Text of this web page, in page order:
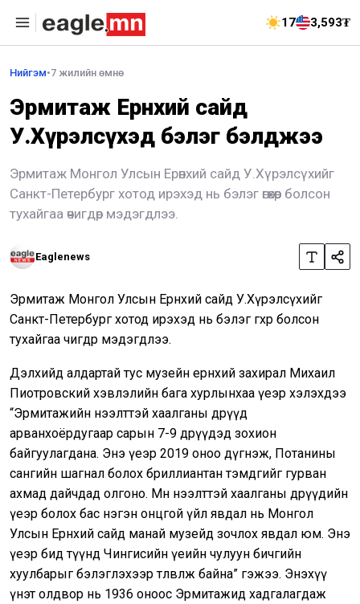
17 3,593₮
Нийгэм•7 жилийн өмнө
Эрмитаж Ерөнхий сайд
У.Хүрэлсүхэд бэлэг бэлджээ
Эрмитаж Монгол Улсын Ерөнхий сайд У.Хүрэлсүхийг
Санкт-Петербург хотод ирэхэд нь бэлэг өгөхөөр болсон
тухайгаа өчигдөр мэдэгдлээ.
Eaglenews
Эрмитаж Монгол Улсын Ерөнхий сайд У.Хүрэлсүхийг
Санкт-Петербург хотод ирэхэд нь бэлэг өгөхөөр болсон
тухайгаа өчигдөр мэдэгдлээ.
Дэлхийд алдартай тус музейн ерөнхий захирал Михаил
Пиотровский хэвлэлийн бага хурлынхаа үеэр хэлэхдээ
“Эрмитажийн нээлттэй хаалганы өдрүүд
арванхоёрдугаар сарын 7-9 өдрүүдэд зохион
байгуулагдана. Энэ үеэр 2019 оноо дүгнэж, Потанины
сангийн шагнал болох бриллиантан тэмдгийг гурван
ахмад дайчдад олгоно. Мөн нээлттэй хаалганы өдрүүдийн
үеэр болох бас нэгэн онцгой үйл явдал нь Монгол
Улсын Ерөнхий сайд манай музейд зочлох явдал юм. Энэ
үеэр бид түүнд Чингисийн үеийн чулуун бичгийн
хуулбарыг бэлэглэхээр төлөвлөж байна” гэжээ. Энэхүү
үнэт олдвор нь 1936 оноос Эрмитажид хадгалагдаж